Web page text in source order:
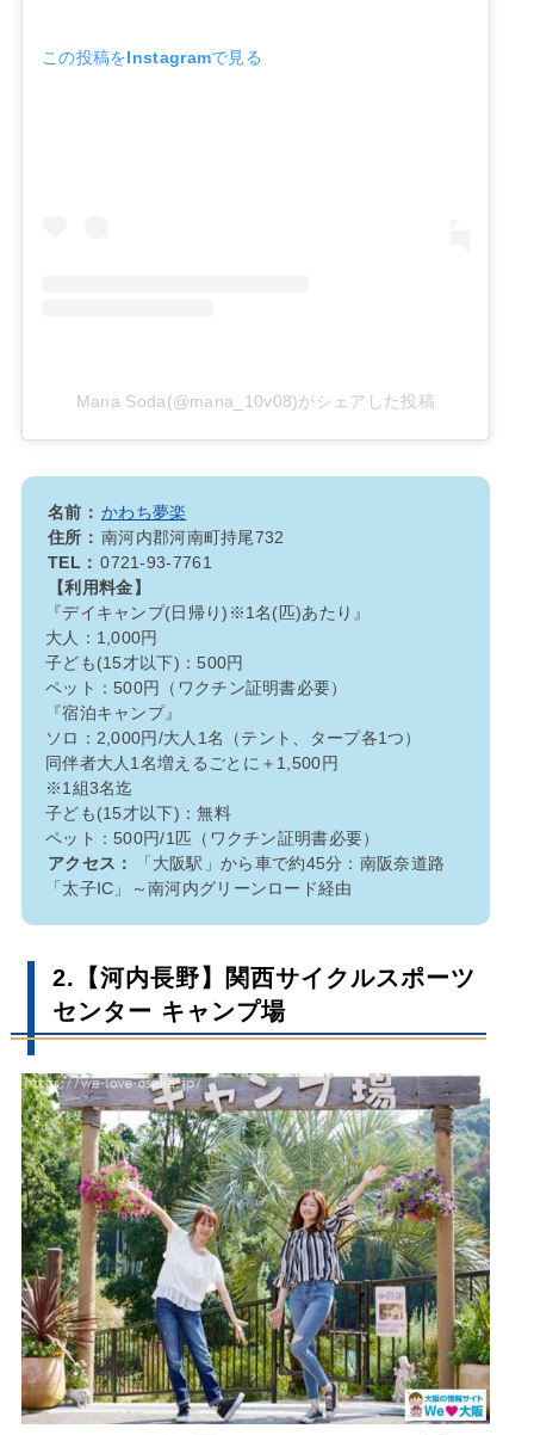
この投稿をInstagramで見る
Mana Soda(@mana_10v08)がシェアした投稿
名前： かわち夢楽
住所： 南河内郡河南町持尾732
TEL： 0721-93-7761
【利用料金】
『デイキャンプ(日帰り)※1名(匹)あたり』
大人：1,000円
子ども(15才以下)：500円
ペット：500円（ワクチン証明書必要）
『宿泊キャンプ』
ソロ：2,000円/大人1名（テント、タープ各1つ）
同伴者大人1名増えるごとに＋1,500円
※1組3名迄
子ども(15才以下)：無料
ペット：500円/1匹（ワクチン証明書必要）
アクセス：
「大阪駅」から車で約45分：南阪奈道路
「太子IC」～南河内グリーンロード経由
2.【河内長野】関西サイクルスポーツ
センター キャンプ場